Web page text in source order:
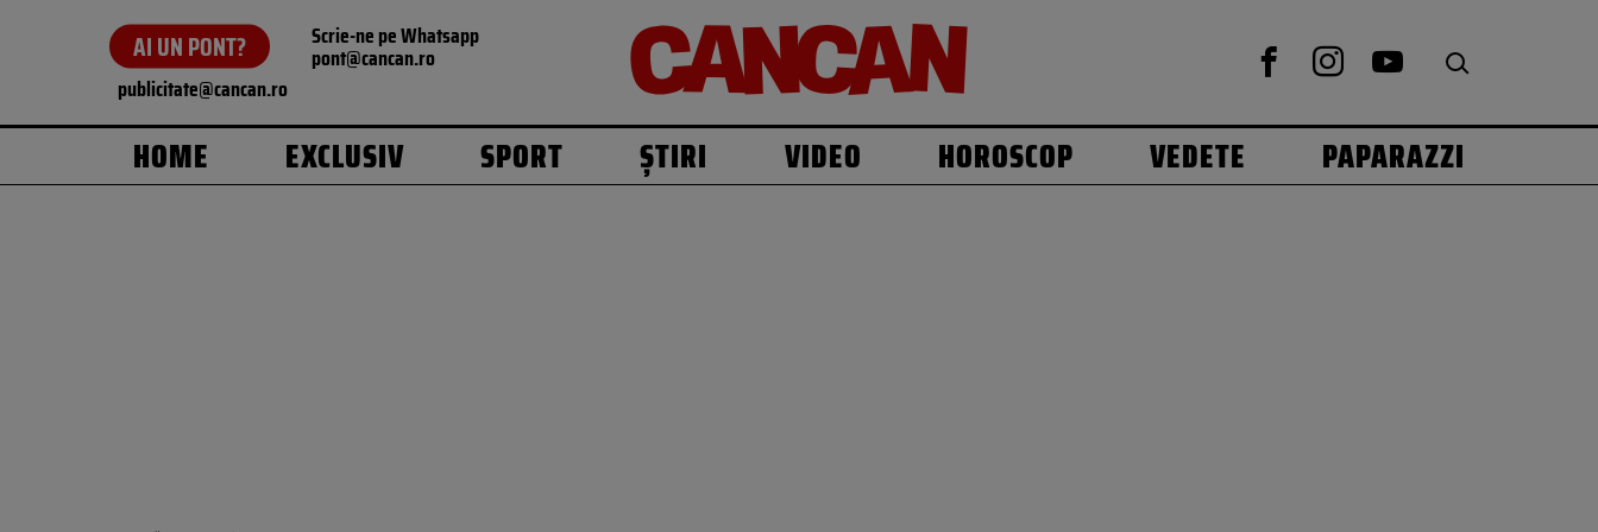
AI UN PONT? Scrie-ne pe Whatsapp
pont@cancan.ro
publicitate@cancan.ro
HOME EXCLUSIV SPORT ȘTIRI VIDEO HOROSCOP VEDETE PAPARAZZI